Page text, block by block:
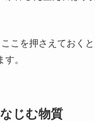
こを押さえておく
。
じむ物質